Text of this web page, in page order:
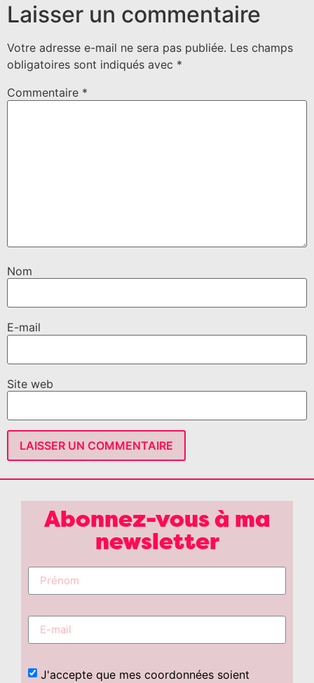
Laisser un commentaire
Votre adresse e-mail ne sera pas publiée. Les champs
obligatoires sont indiqués avec *
Commentaire *
Nom
E-mail
Site web
Abonnez-vous à ma
newsletter
J'accepte que mes coordonnées soient